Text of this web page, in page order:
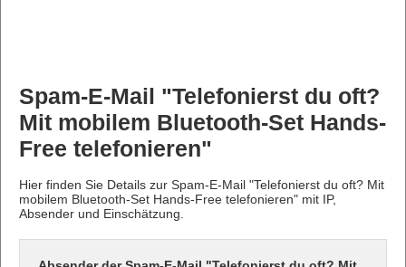
Spam-E-Mail "Telefonierst du oft?
Mit mobilem Bluetooth-Set Hands-
Free telefonieren"
Hier finden Sie Details zur Spam-E-Mail "Telefonierst du oft? Mit
mobilem Bluetooth-Set Hands-Free telefonieren" mit IP,
Absender und Einschätzung.